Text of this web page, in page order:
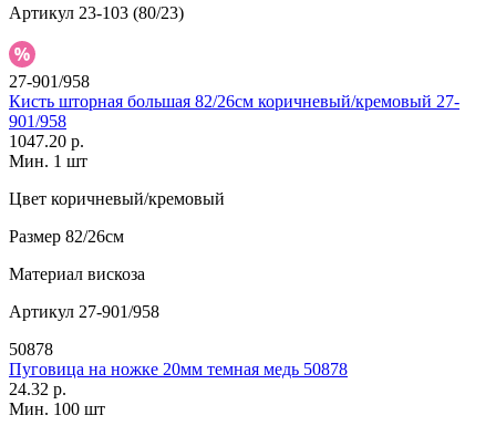
Артикул 23-103 (80/23)
27-901/958
Кисть шторная большая 82/26см коричневый/кремовый 27-
901/958
1047.20 р.
Мин. 1 шт
Цвет коричневый/кремовый
Размер 82/26см
Материал вискоза
Артикул 27-901/958
50878
Пуговица на ножке 20мм темная медь 50878
24.32 р.
Мин. 100 шт